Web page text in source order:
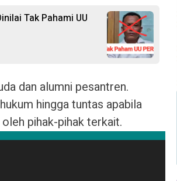
Tak Pahami UU
dan alumni pesantren.
hingga tuntas apabila
pihak-pihak terkait.